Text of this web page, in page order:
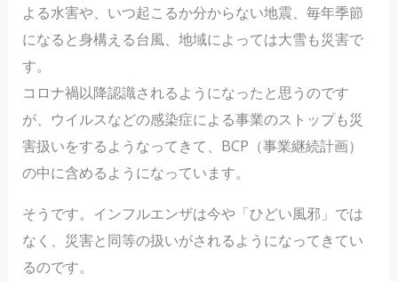
よる水害や、いつ起こるか分からない地震、毎年季節
になると身構える台風、地域によっては大雪も災害で
す。
コロナ禍以降認識されるようになったと思うのです
が、ウイルスなどの感染症による事業のストップも災
害扱いをするようなってきて、BCP（事業継続計画）
の中に含めるようになっています。
そうです。インフルエンザは今や「ひどい風邪」では
なく、災害と同等の扱いがされるようになってきてい
るのです。